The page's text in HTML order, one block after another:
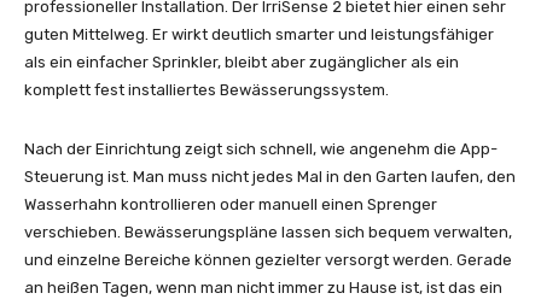
professioneller Installation. Der IrriSense 2 bietet hier einen sehr
guten Mittelweg. Er wirkt deutlich smarter und leistungsfähiger
als ein einfacher Sprinkler, bleibt aber zugänglicher als ein
komplett fest installiertes Bewässerungssystem.
Nach der Einrichtung zeigt sich schnell, wie angenehm die App-
Steuerung ist. Man muss nicht jedes Mal in den Garten laufen, den
Wasserhahn kontrollieren oder manuell einen Sprenger
verschieben. Bewässerungspläne lassen sich bequem verwalten,
und einzelne Bereiche können gezielter versorgt werden. Gerade
an heißen Tagen, wenn man nicht immer zu Hause ist, ist das ein